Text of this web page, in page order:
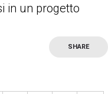
in un progetto
SHARE